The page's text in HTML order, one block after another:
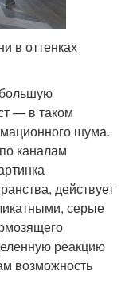
в оттенках
— в таком
шума.
каналам
действует
серые
реакцию
возможность